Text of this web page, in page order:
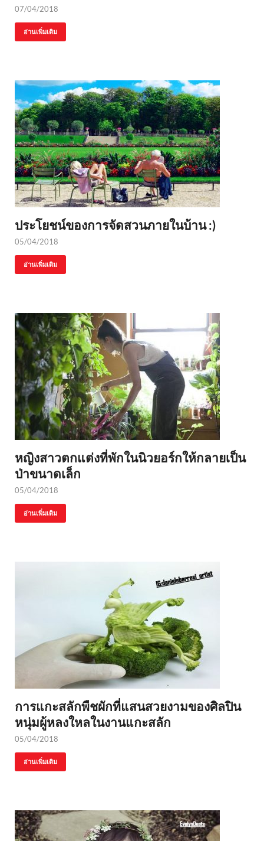
07/04/2018
อ่านเพิ่มเติม
ประโยชน์ของการจัดสวนภายในบ้าน :)
05/04/2018
อ่านเพิ่มเติม
หญิงสาวตกแต่งที่พักในนิวยอร์กให้กลายเป็น
ป่าขนาดเล็ก
05/04/2018
อ่านเพิ่มเติม
การแกะสลักพืชผักที่แสนสวยงามของศิลปิน
หนุ่มผู้หลงใหลในงานแกะสลัก
05/04/2018
อ่านเพิ่มเติม